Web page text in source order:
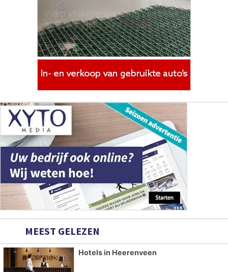
MEEST GELEZEN
Hotels in Heerenveen